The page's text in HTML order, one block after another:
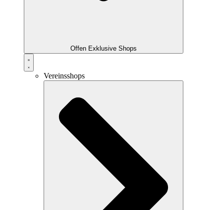
Offen Exklusive Shops
Vereinsshops